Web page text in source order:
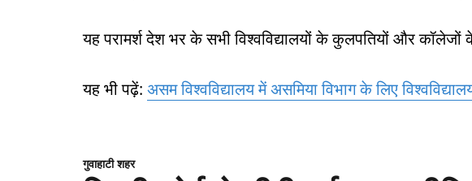
यह परामर्श देश भर के सभी विश्वविद्यालयों के कुलपतियों और कॉलेजों के
यह भी पढ़ें: असम विश्वविद्यालय में असमिया विभाग के लिए
गुवाहाटी शहर